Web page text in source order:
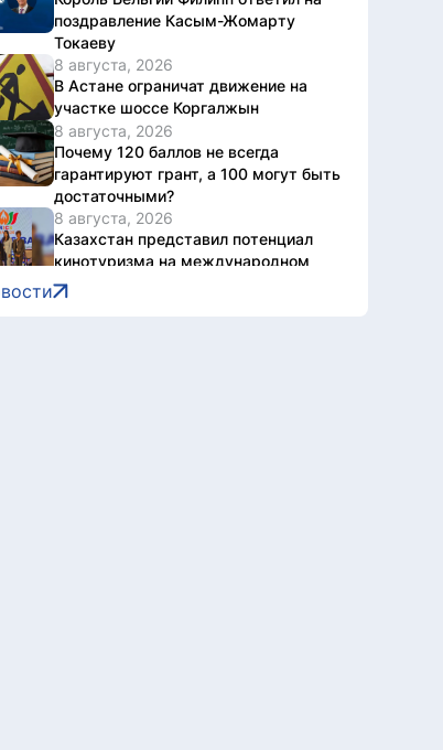
поздравление Касым-Жомарту
Токаеву
8 августа, 2026
В Астане ограничат движение на
участке шоссе Коргалжын
8 августа, 2026
Почему 120 баллов не всегда
гарантируют грант, а 100 могут быть
достаточными?
8 августа, 2026
Казахстан представил потенциал
кинотуризма на международном
форуме в Индии
8 августа, 2026